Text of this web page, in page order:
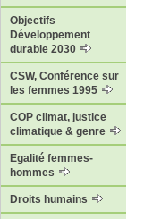
Objectifs
Développement
durable 2030
CSW, Conférence sur
les femmes 1995
COP climat, justice
climatique & genre
Egalité femmes-
hommes
Droits humains